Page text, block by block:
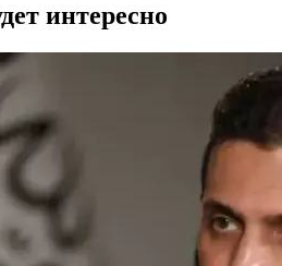
интересно